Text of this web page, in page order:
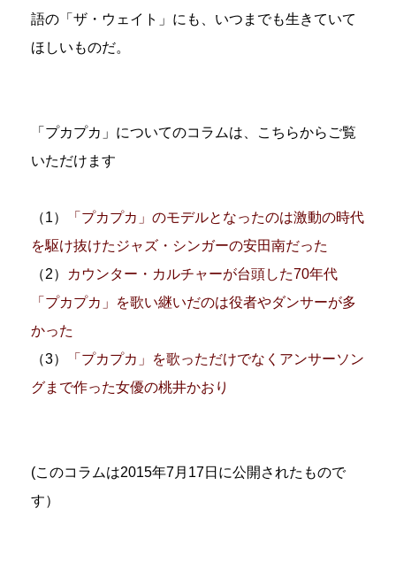
語の「ザ・ウェイト」にも、いつまでも生きていて
ほしいものだ。
「プカプカ」についてのコラムは、こちらからご覧
いただけます
（1）
「プカプカ」のモデルとなったのは激動の時代
を駆け抜けたジャズ・シンガーの安田南だった
（2）
カウンター・カルチャーが台頭した70年代
「プカプカ」を歌い継いだのは役者やダンサーが多
かった
（3）
「プカプカ」を歌っただけでなくアンサーソン
グまで作った女優の桃井かおり
(このコラムは2015年7月17日に公開されたもので
す）